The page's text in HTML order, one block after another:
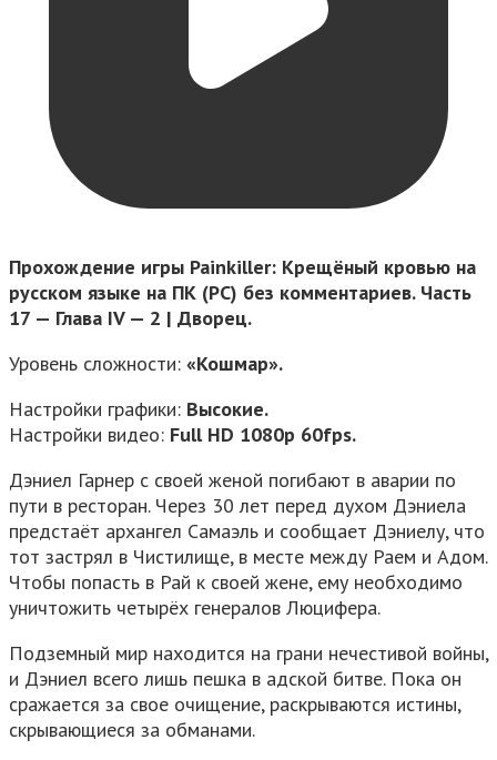
Прохождение игры Painkiller: Крещёный кровью на
русском языке на ПК (PC) без комментариев. Часть
17 — Глава IV — 2 | Дворец.
Уровень сложности: «Кошмар».
Настройки графики: Высокие.
Настройки видео: Full HD 1080p 60fps.
Дэниел Гарнер с своей женой погибают в аварии по
пути в ресторан. Через 30 лет перед духом Дэниела
предстаёт архангел Самаэль и сообщает Дэниелу, что
тот застрял в Чистилище, в месте между Раем и Адом.
Чтобы попасть в Рай к своей жене, ему необходимо
уничтожить четырёх генералов Люцифера.
Подземный мир находится на грани нечестивой войны,
и Дэниел всего лишь пешка в адской битве. Пока он
сражается за свое очищение, раскрываются истины,
скрывающиеся за обманами.